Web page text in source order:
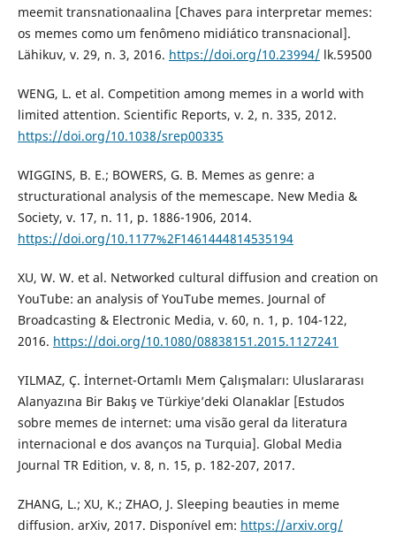
meemit transnationaalina [Chaves para interpretar memes:
os memes como um fenômeno midiático transnacional].
Lähikuv, v. 29, n. 3, 2016. https://doi.org/10.23994/lk.59500
WENG, L. et al. Competition among memes in a world with
limited attention. Scientific Reports, v. 2, n. 335, 2012.
https://doi.org/10.1038/srep00335
WIGGINS, B. E.; BOWERS, G. B. Memes as genre: a
structurational analysis of the memescape. New Media &
Society, v. 17, n. 11, p. 1886-1906, 2014.
https://doi.org/10.1177%2F1461444814535194
XU, W. W. et al. Networked cultural diffusion and creation on
YouTube: an analysis of YouTube memes. Journal of
Broadcasting & Electronic Media, v. 60, n. 1, p. 104-122,
2016. https://doi.org/10.1080/08838151.2015.1127241
YILMAZ, Ç. İnternet-Ortamlı Mem Çalışmaları: Uluslararası
Alanyazına Bir Bakış ve Türkiye’deki Olanaklar [Estudos
sobre memes de internet: uma visão geral da literatura
internacional e dos avanços na Turquia]. Global Media
Journal TR Edition, v. 8, n. 15, p. 182-207, 2017.
ZHANG, L.; XU, K.; ZHAO, J. Sleeping beauties in meme
diffusion. arXiv, 2017. Disponível em: https://arxiv.org/